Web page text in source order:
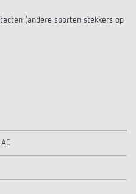
(andere soorten stekkers op